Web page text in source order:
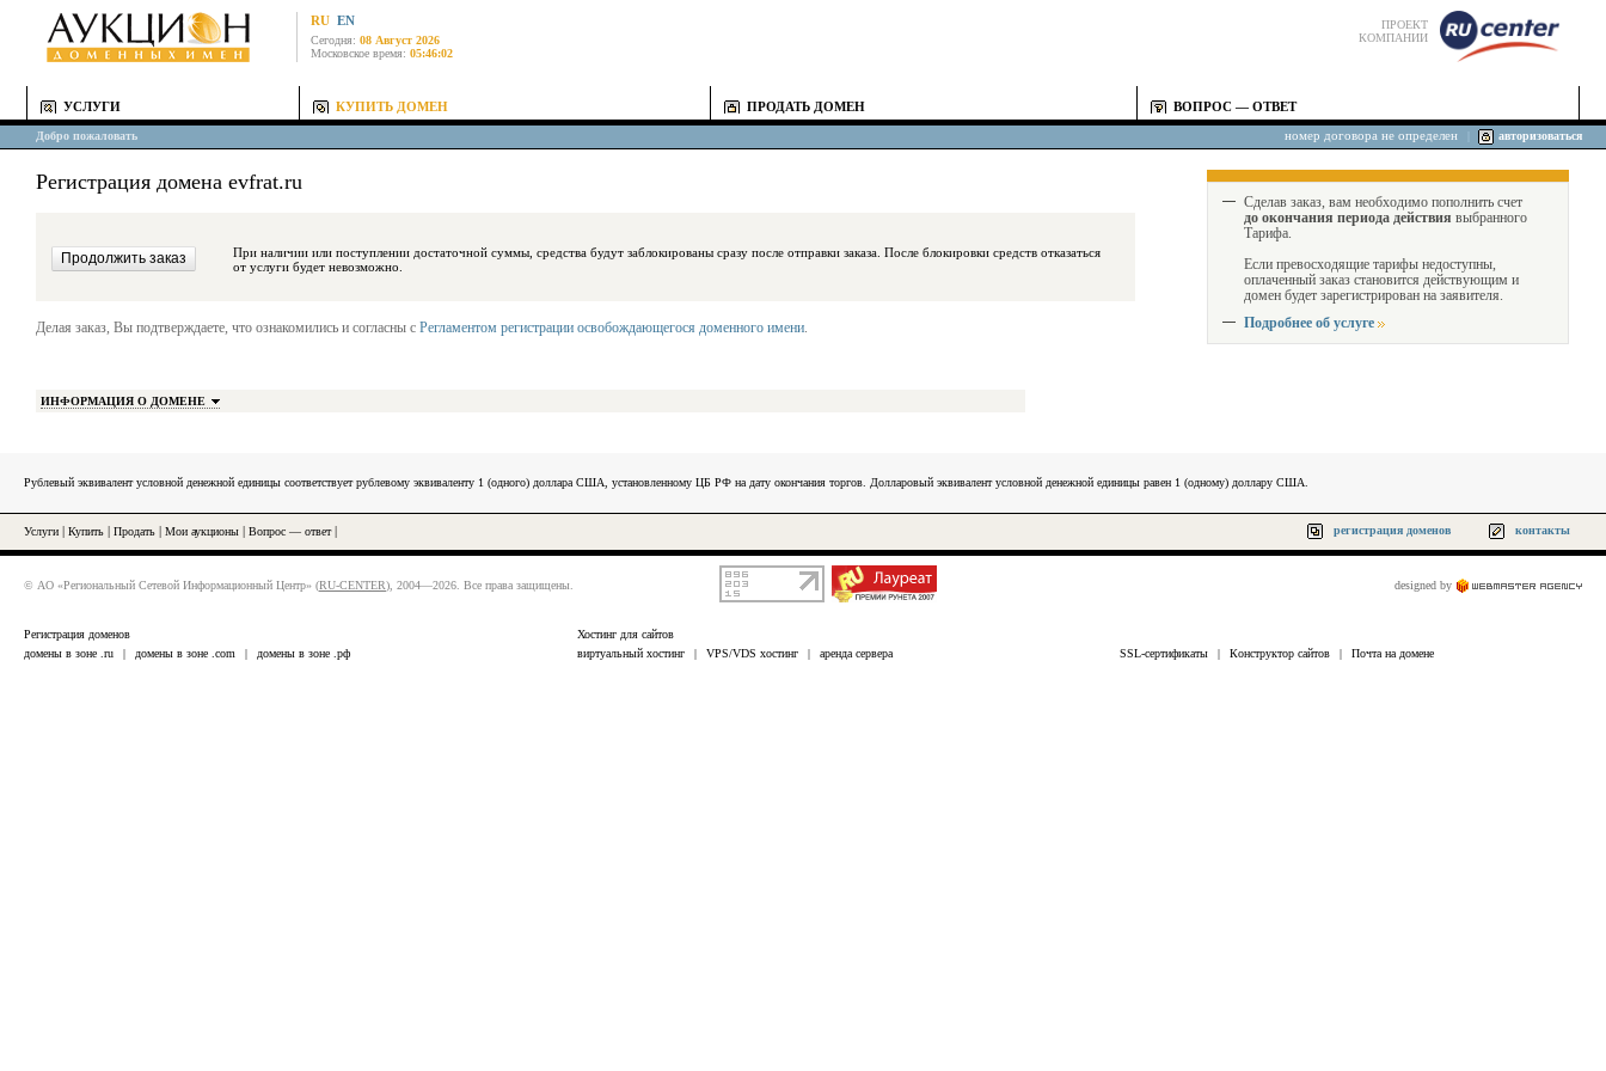
RU EN
Сегодня: 08 Август 2026
Московское время: 05:46:02
ПРОЕКТ
КОМПАНИИ
УСЛУГИ КУПИТЬ ДОМЕН ПРОДАТЬ ДОМЕН ВОПРОС — ОТВЕТ
Добро пожаловать номер договора не определен авторизоваться
Регистрация домена evfrat.ru
При наличии или поступлении достаточной суммы, средства будут заблокированы сразу после отправки заказа. После блокировки средств отказаться
от услуги будет невозможно.
Делая заказ, Вы подтверждаете, что ознакомились и согласны с Регламентом регистрации освобождающегося доменного имени.
ИНФОРМАЦИЯ О ДОМЕНЕ
Сделав заказ, вам необходимо пополнить счет
до окончания периода действия выбранного
Тарифа.
Если превосходящие тарифы недоступны,
оплаченный заказ становится действующим и
домен будет зарегистрирован на заявителя.
Подробнее об услуге
Рублевый эквивалент условной денежной единицы соответствует рублевому эквиваленту 1 (одного) доллара США, установленному ЦБ РФ на дату окончания торгов. Долларовый эквивалент условной денежной единицы равен 1 (одному) доллару США.
Услуги Купить Продать Мои аукционы Вопрос — ответ| регистрация доменов контакты
© АО «Региональный Сетевой Информационный Центр» (RU-CENTER), 2004—2026. Все права защищены. designed by
Регистрация доменов
домены в зоне .ru
| домены в зоне .com | домены в зоне .рф
Хостинг для сайтов
виртуальный хостинг
| VPS/VDS хостинг | аренда сервера SSL-сертификаты | Конструктор сайтов | Почта на домене